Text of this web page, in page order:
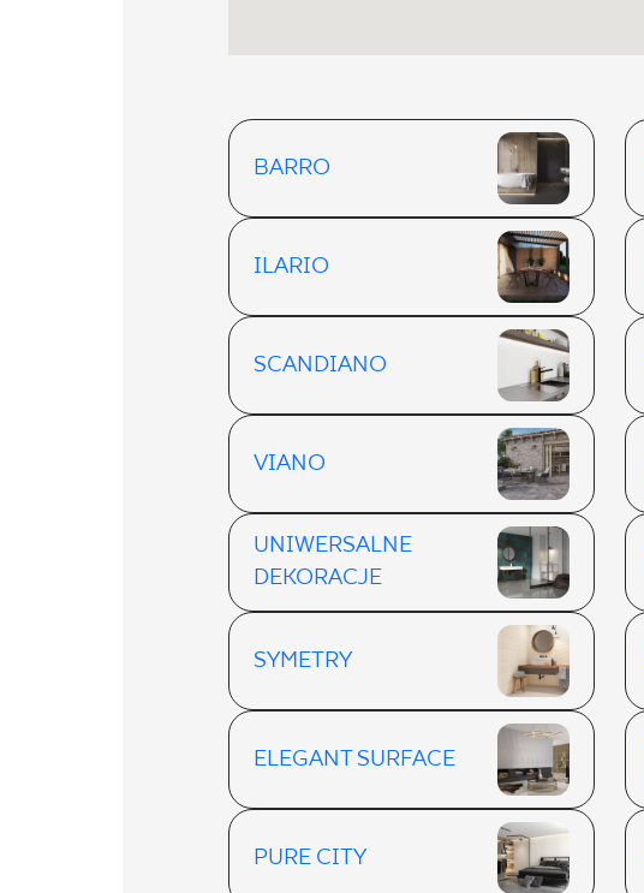
BARRO
ILARIO
SCANDIANO
VIANO
UNIWERSALNE
DEKORACJE
SYMETRY
ELEGANT SURFACE
PURE CITY